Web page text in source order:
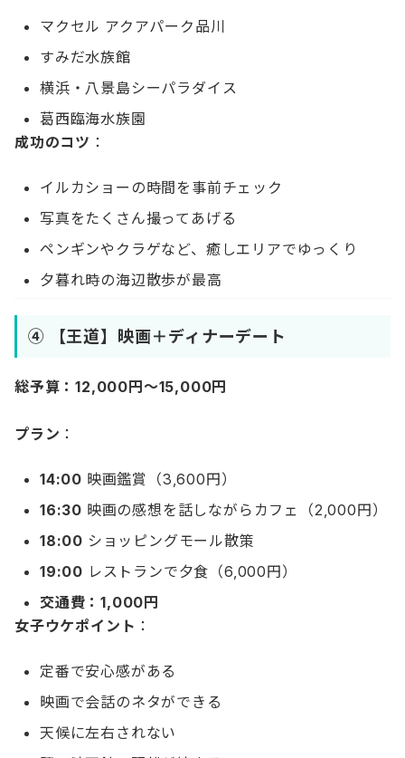
マクセル アクアパーク品川
すみだ水族館
横浜・八景島シーパラダイス
葛西臨海水族園
成功のコツ ：
イルカショーの時間を事前チェック
写真をたくさん撮ってあげる
ペンギンやクラゲなど、癒しエリアでゆっくり
夕暮れ時の海辺散歩が最高
④ 【王道】映画＋ディナーデート
総予算：12,000円〜15,000円
プラン ：
14:00 映画鑑賞（3,600円）
16:30 映画の感想を話しながらカフェ（2,000円）
18:00 ショッピングモール散策
19:00 レストランで夕食（6,000円）
交通費：1,000円
女子ウケポイント ：
定番で安心感がある
映画で会話のネタができる
天候に左右されない